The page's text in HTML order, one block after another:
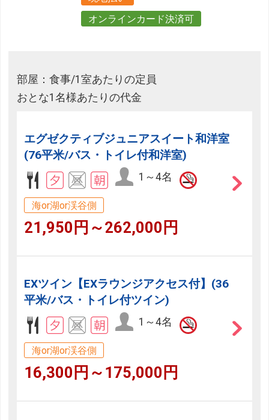
オンラインカード決済可
部屋：食事/1室あたりの定員
おとな1名様あたりの代金
エグゼクティブジュニアスイート和洋室
(76平米/バス・トイレ付和洋室)
1～4名
海or湖or渓谷側
21,950円～262,000円
EXツイン【EXラウンジアクセス付】(36
平米/バス・トイレ付ツイン)
1～4名
海or湖or渓谷側
16,300円～175,000円